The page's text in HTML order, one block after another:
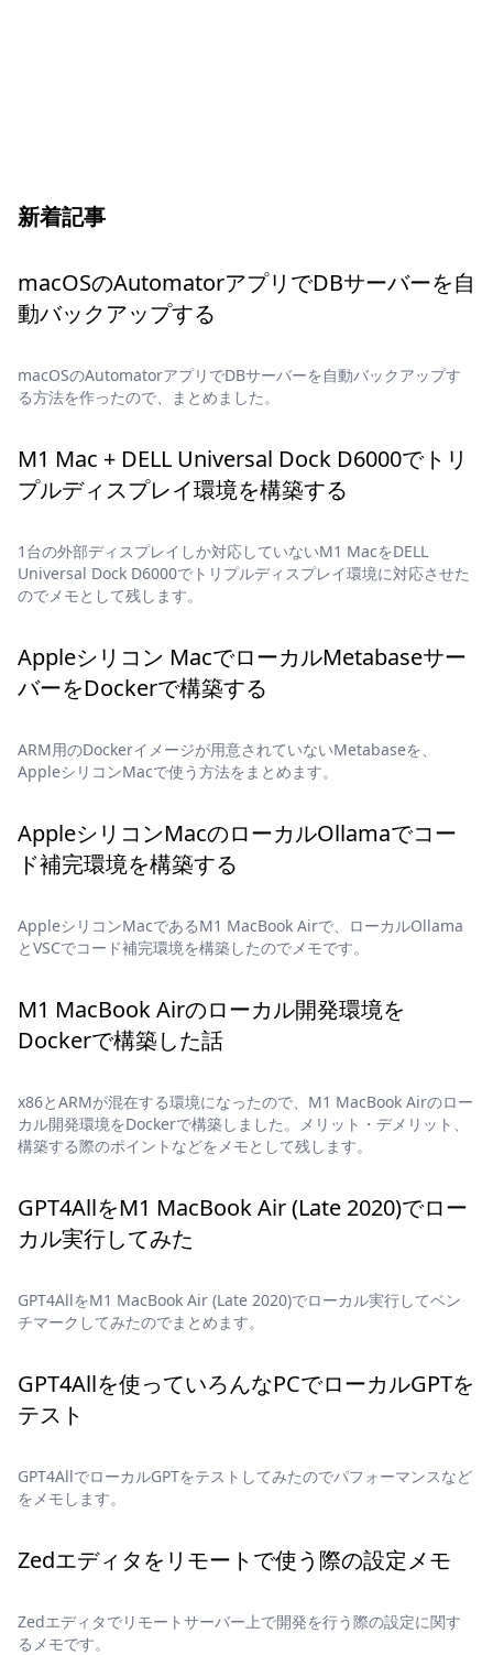
新着記事
macOSのAutomatorアプリでDBサーバーを自
動バックアップする
macOSのAutomatorアプリでDBサーバーを自動バックアップす
る方法を作ったので、まとめました。
M1 Mac + DELL Universal Dock D6000でトリ
プルディスプレイ環境を構築する
1台の外部ディスプレイしか対応していないM1 MacをDELL
Universal Dock D6000でトリプルディスプレイ環境に対応させた
のでメモとして残します。
Appleシリコン MacでローカルMetabaseサー
バーをDockerで構築する
ARM用のDockerイメージが用意されていないMetabaseを、
AppleシリコンMacで使う方法をまとめます。
AppleシリコンMacのローカルOllamaでコー
ド補完環境を構築する
AppleシリコンMacであるM1 MacBook Airで、ローカルOllama
とVSCでコード補完環境を構築したのでメモです。
M1 MacBook Airのローカル開発環境を
Dockerで構築した話
x86とARMが混在する環境になったので、M1 MacBook Airのロー
カル開発環境をDockerで構築しました。メリット・デメリット、
構築する際のポイントなどをメモとして残します。
GPT4AllをM1 MacBook Air (Late 2020)でロー
カル実行してみた
GPT4AllをM1 MacBook Air (Late 2020)でローカル実行してベン
チマークしてみたのでまとめます。
GPT4Allを使っていろんなPCでローカルGPTを
テスト
GPT4AllでローカルGPTをテストしてみたのでパフォーマンスなど
をメモします。
Zedエディタをリモートで使う際の設定メモ
Zedエディタでリモートサーバー上で開発を行う際の設定に関す
るメモです。